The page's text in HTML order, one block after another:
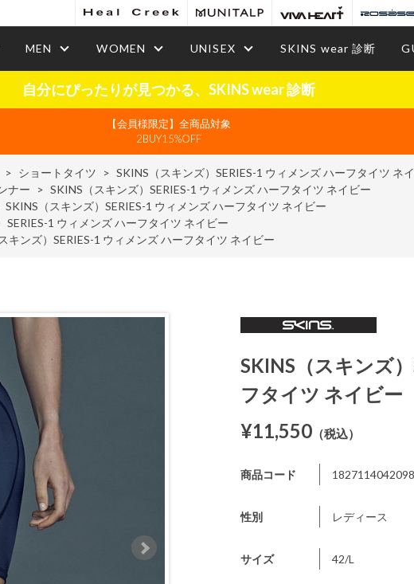
MEN WOMEN UNISEX SKINS wear 診断
自分にぴったりが見つかる、SKINS wear 診断
【会員様限定】全商品対象
2BUY15%OFF
> ショートタイツ > SKINS（スキンズ）SERIES-1 ウィメンズ ハーフタイツ ネ
ナー > SKINS（スキンズ）SERIES-1 ウィメンズ ハーフタイツ ネイビー
SKINS（スキンズ）SERIES-1 ウィメンズ ハーフタイツ ネイビー
SERIES-1 ウィメンズ ハーフタイツ ネイビー
キンズ）SERIES-1 ウィメンズ ハーフタイツ ネイビー
SKINS（スキンズ
フタイツ ネイビー
¥11,550 （税込）
商品コード 1827114042098
性別 レディース
サイズ 42/L